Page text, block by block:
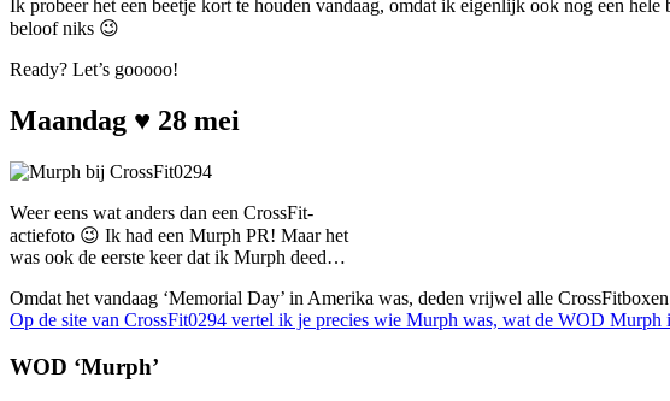
Ik probeer het een beetje kort te houden vandaag, omdat ik eigenlijk ook nog een
beloof niks 😉
Ready? Let’s gooooo!
Maandag ♥ 28 mei
Weer eens wat anders dan een CrossFit-
actiefoto 😉 Ik had een Murph PR! Maar het
was ook de eerste keer dat ik Murph deed…
Omdat het vandaag ‘Memorial Day’ in Amerika was, deden vrijwel alle
Op de site van CrossFit0294 vertel ik je precies wie Murph was, wat de WOD
WOD ‘Murph’